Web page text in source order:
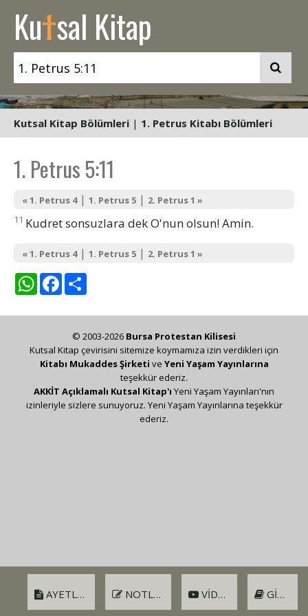
Kutsal Kitap
Kutsal Kitap Bölümleri | 1. Petrus Kitabı Bölümleri
1. Petrus 5:11
« 1. Petrus 4| 1. Petrus 5 | 2. Petrus 1 »
11 Kudret sonsuzlara dek O'nun olsun! Amin.
« 1. Petrus 4| 1. Petrus 5 | 2. Petrus 1 »
WhatsAppFacebook
AYETLER NOTLAR VIDEO GIRIŞ
© 2003-2026 Bursa Protestan Kilisesi
Kutsal Kitap çevirisini sitemize koymamıza izin verdikleri için
Kitabı Mukaddes Şirketi ve Yeni Yaşam Yayınlarına
teşekkür ederiz.
AKKİT Açıklamalı Kutsal Kitap'ı Yeni Yaşam Yayınları'nın
izinleriyle sizlere sunuyoruz. Yeni Yaşam Yayınlarına teşekkür
ederiz.